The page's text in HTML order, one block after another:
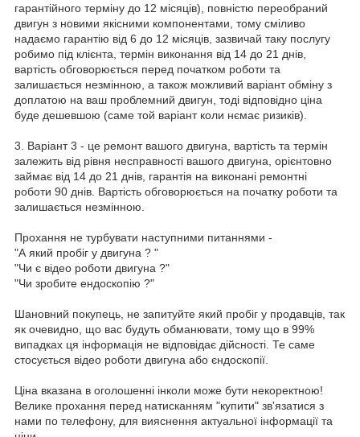
гарантійного терміну до 12 місяців), повністю переобраний
двигун з новими якісними компонентами, тому сміливо
надаємо гарантію від 6 до 12 місяців, зазвичай таку послугу
робимо під клієнта, термін виконання від 14 до 21 днів,
вартість обговорюється перед початком роботи та
залишається незмінною, а також можливий варіант обміну з
доплатою на ваш проблемний двигун, тоді відповідно ціна
буде дешевшою (саме той варіант коли нємає ризиків).
3. Варіант 3 - це ремонт вашого двигуна, вартість та термін
залежить від рівня несправності вашого двигуна, орієнтовно
займає від 14 до 21 днів, гарантія на виконані ремонтні
роботи 90 днів. Вартість обговорюється на початку роботи та
залишається незмінною.
Прохання не турбувати наступними питаннями -
"А який пробіг у двигуна ? "
"Чи є відео роботи двигуна ?"
"Чи зробите ендоскопію ?"
Шановний покупець, не запитуйте який пробіг у продавців, так
як очевидно, що вас будуть обманювати, тому що в 99%
випадках ця інформація не відповідає дійсності. Те саме
стосується відео роботи двигуна або єндоскопії.
Ціна вказана в оголошенні інколи може бути некоректною!
Велике прохання перед натисканням "купити" зв'язатися з
нами по телефону, для вияснення актуальної інформації та